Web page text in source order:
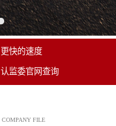
更快的速度
认监委官网查询
COMPANY FILE